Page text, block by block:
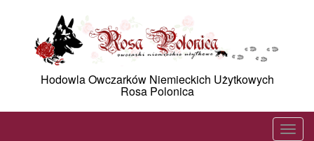
Hodowla Owczarków Niemieckich Użytkowych
Rosa Polonica
T